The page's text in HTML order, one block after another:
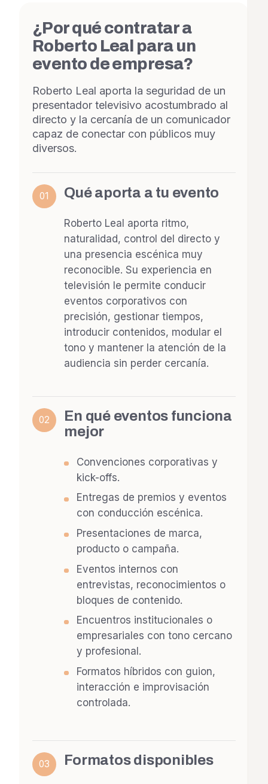
¿Por qué contratar a
Roberto Leal para un
evento de empresa?
Roberto Leal aporta la seguridad de un
presentador televisivo acostumbrado al
directo y la cercanía de un comunicador
capaz de conectar con públicos muy
diversos.
01 Qué aporta a tu evento
Roberto Leal aporta ritmo,
naturalidad, control del directo y
una presencia escénica muy
reconocible. Su experiencia en
televisión le permite conducir
eventos corporativos con
precisión, gestionar tiempos,
introducir contenidos, modular el
tono y mantener la atención de la
audiencia sin perder cercanía.
02
En qué eventos funciona
mejor
Convenciones corporativas y
kick-offs.
Entregas de premios y eventos
con conducción escénica.
Presentaciones de marca,
producto o campaña.
Eventos internos con
entrevistas, reconocimientos o
bloques de contenido.
Encuentros institucionales o
empresariales con tono cercano
y profesional.
Formatos híbridos con guion,
interacción e improvisación
controlada.
03 Formatos disponibles